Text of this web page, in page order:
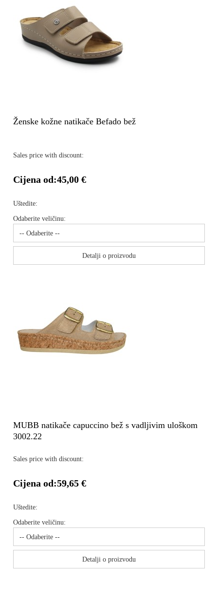
Ženske kožne natikače Befado bež
Sales price with discount:
Cijena od:45,00 €
Uštedite:
Odaberite veličinu:
Detalji o proizvodu
MUBB natikače capuccino bež s vadljivim uloškom
3002.22
Sales price with discount:
Cijena od:59,65 €
Uštedite:
Odaberite veličinu:
Detalji o proizvodu